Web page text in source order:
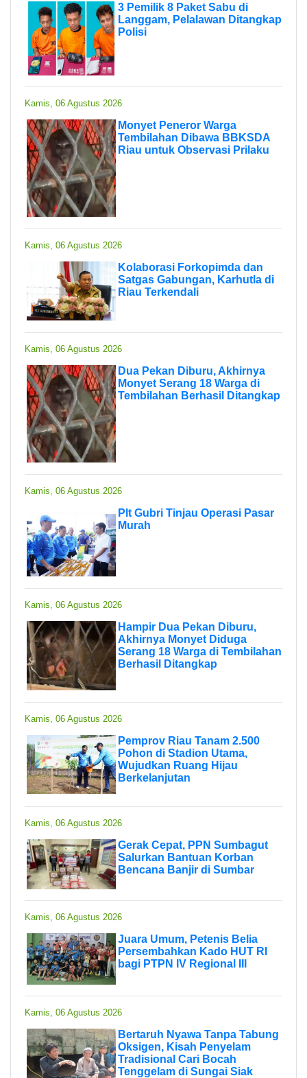
3 Pemilik 8 Paket Sabu di
Langgam, Pelalawan Ditangkap
Polisi
Kamis, 06 Agustus 2026
Monyet Peneror Warga
Tembilahan Dibawa BBKSDA
Riau untuk Observasi Prilaku
Kamis, 06 Agustus 2026
Kolaborasi Forkopimda dan
Satgas Gabungan, Karhutla di
Riau Terkendali
Kamis, 06 Agustus 2026
Dua Pekan Diburu, Akhirnya
Monyet Serang 18 Warga di
Tembilahan Berhasil Ditangkap
Kamis, 06 Agustus 2026
Plt Gubri Tinjau Operasi Pasar
Murah
Kamis, 06 Agustus 2026
Hampir Dua Pekan Diburu,
Akhirnya Monyet Diduga
Serang 18 Warga di Tembilahan
Berhasil Ditangkap
Kamis, 06 Agustus 2026
Pemprov Riau Tanam 2.500
Pohon di Stadion Utama,
Wujudkan Ruang Hijau
Berkelanjutan
Kamis, 06 Agustus 2026
Gerak Cepat, PPN Sumbagut
Salurkan Bantuan Korban
Bencana Banjir di Sumbar
Kamis, 06 Agustus 2026
Juara Umum, Petenis Belia
Persembahkan Kado HUT RI
bagi PTPN IV Regional III
Kamis, 06 Agustus 2026
Bertaruh Nyawa Tanpa Tabung
Oksigen, Kisah Penyelam
Tradisional Cari Bocah
Tenggelam di Sungai Siak